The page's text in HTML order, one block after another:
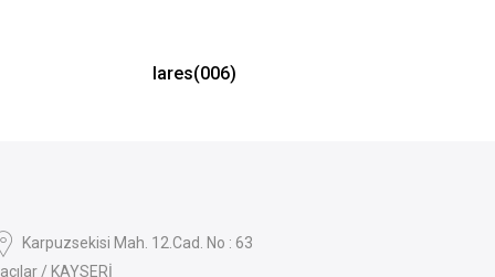
lares(006)
Karpuzsekisi Mah. 12.Cad. No : 63
/ KAYSERİ